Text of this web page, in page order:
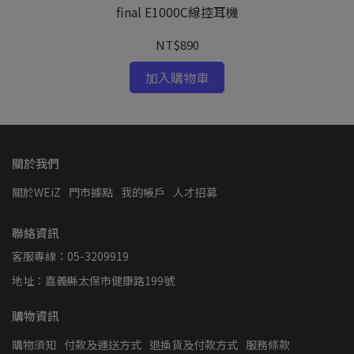
final E1000C線控耳機
NT$890
加入購物車
關於我們
關於WEiZ 門市據點 我的帳戶 人才招募
聯絡資訊
客服專線：05-3209919
地址：嘉義縣太保市健康路199號
購物資訊
購物須知 付款及運送方式 退換貨及付款方式 服務條款